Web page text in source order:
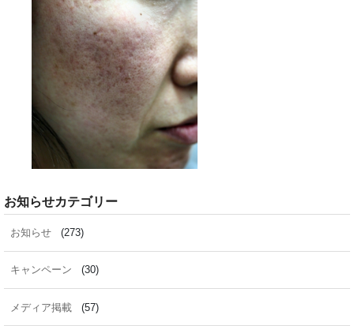
お知らせカテゴリー
お知らせ (273)
キャンペーン (30)
メディア掲載 (57)